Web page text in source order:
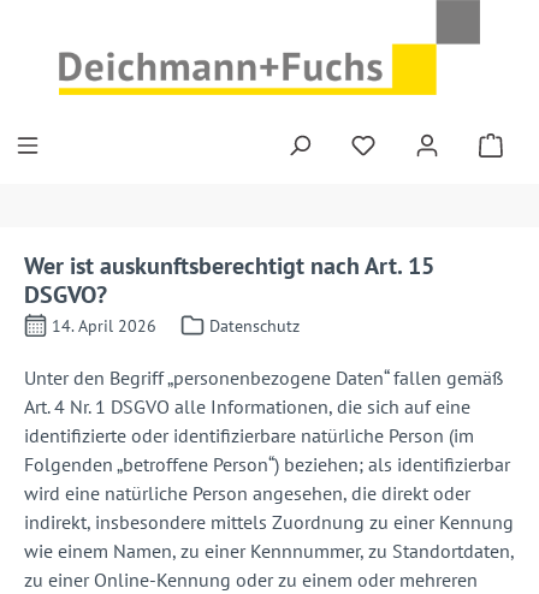
Wer ist auskunftsberechtigt nach Art. 15
DSGVO?
14. April 2026 Datenschutz
Unter den Begriff „personenbezogene Daten“ fallen gemäß
Art. 4 Nr. 1 DSGVO alle Informationen, die sich auf eine
identifizierte oder identifizierbare natürliche Person (im
Folgenden „betroffene Person“) beziehen; als identifizierbar
wird eine natürliche Person angesehen, die direkt oder
indirekt, insbesondere mittels Zuordnung zu einer Kennung
wie einem Namen, zu einer Kennnummer, zu Standortdaten,
zu einer Online-Kennung oder zu einem oder mehreren